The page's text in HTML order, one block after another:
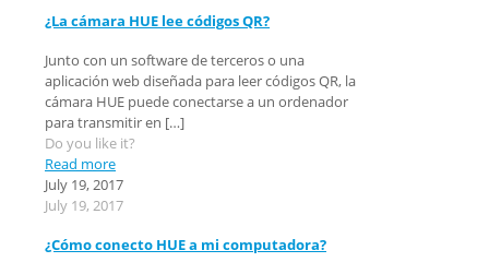
¿La cámara HUE lee códigos QR?
Junto con un software de terceros o una
aplicación web diseñada para leer códigos QR, la
cámara HUE puede conectarse a un ordenador
para transmitir en […]
Do you like it?
Read more
July 19, 2017
July 19, 2017
¿Cómo conecto HUE a mi computadora?